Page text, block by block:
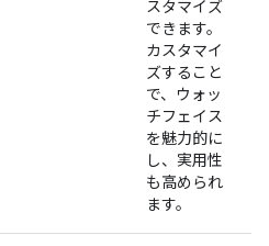
スタマイズ
できます。
カスタマイ
ズすること
で、ウォッ
チフェイス
を魅力的に
し、実用性
も高められ
ます。